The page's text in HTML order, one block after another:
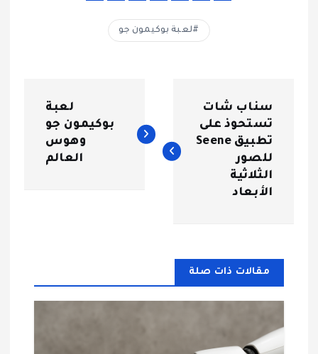
لعبة بوكيمون جو
ص
م
ق
سناب شات
تستحوذ على
تطبيق Seene
للصور
الثلاثية
الأبعاد
لعبة
بوكيمون جو
وهوس
العالم
مقالات ذات صلة